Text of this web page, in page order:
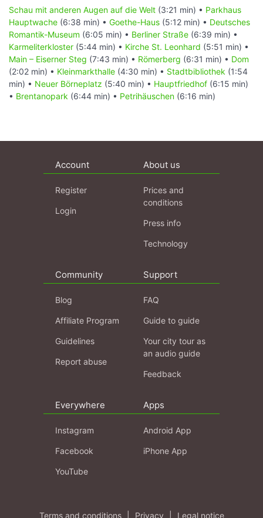
Schau mit anderen Augen auf die Welt (3:21 min) • Parkhaus
Hauptwache (6:38 min) • Goethe-Haus (5:12 min) • Deutsches
Romantik-Museum (6:05 min) • Berliner Straße (6:39 min) •
Karmeliterkloster (5:44 min) • Kirche St. Leonhard (5:51 min) •
Main – Eiserner Steg (7:43 min) • Römerberg (6:31 min) • Dom
(2:02 min) • Kleinmarkthalle (4:30 min) • Stadtbibliothek (1:54
min) • Neuer Börneplatz (5:40 min) • Hauptfriedhof (6:15 min)
• Brentanopark (6:44 min) • Petrihäuschen (6:16 min)
Account
Register
Login
About us
Prices and
conditions
Press info
Technology
Community
Blog
Affiliate Program
Guidelines
Report abuse
Support
FAQ
Guide to guide
Your city tour as
an audio guide
Feedback
Everywhere
Instagram
Facebook
YouTube
Apps
Android App
iPhone App
Terms and conditions Privacy Legal notice